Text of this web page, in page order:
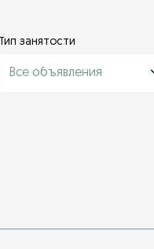
Тип занятости
Все объявления